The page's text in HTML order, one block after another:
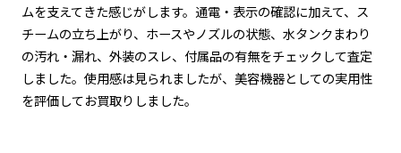
ムを支えてきた感じがします。通電・表示の確認に加えて、ス
チームの立ち上がり、ホースやノズルの状態、水タンクまわり
の汚れ・漏れ、外装のスレ、付属品の有無をチェックして査定
しました。使用感は見られましたが、美容機器としての実用性
を評価してお買取りしました。